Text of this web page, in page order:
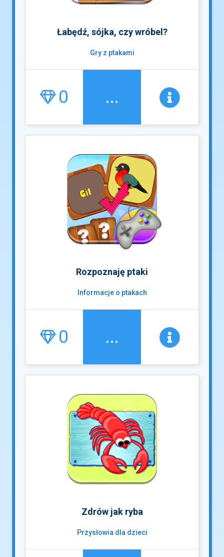
Łabędź, sójka, czy wróbel?
Gry z ptakami
0 ...
Rozpoznaję ptaki
Informacje o ptakach
0 ...
Zdrów jak ryba
Przysłowia dla dzieci